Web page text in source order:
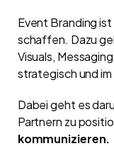
Event Branding
schaffen. Dazu
Visuals,
strategisch und
Dabei geht es
Partnern zu
kommunizieren.